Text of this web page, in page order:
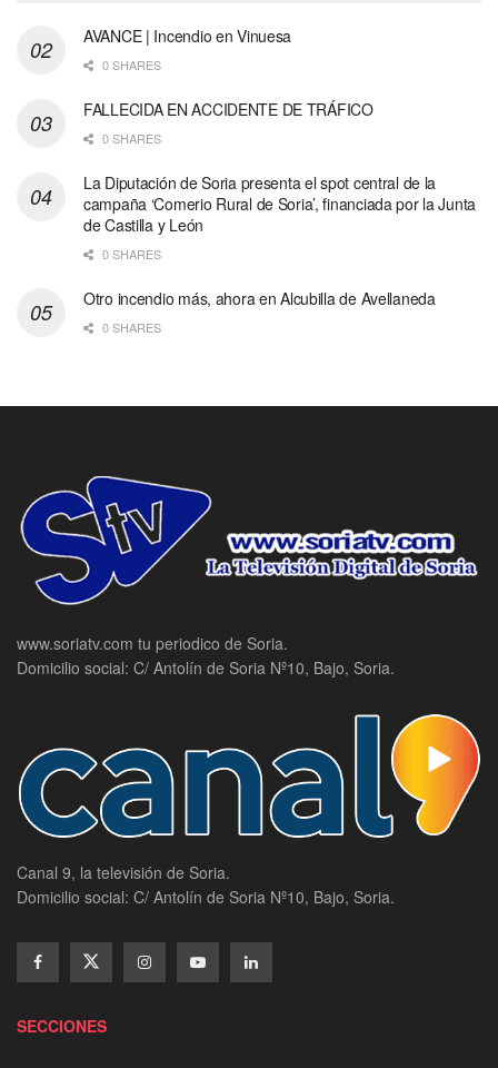
AVANCE | Incendio en Vinuesa
0 SHARES
FALLECIDA EN ACCIDENTE DE TRÁFICO
0 SHARES
La Diputación de Soria presenta el spot central de la
campaña ‘Comerio Rural de Soria’, financiada por la Junta
de Castilla y León
0 SHARES
Otro incendio más, ahora en Alcubilla de Avellaneda
0 SHARES
www.soriatv.com tu periodico de Soria.
Domicilio social: C/ Antolín de Soria Nº10, Bajo, Soria.
Canal 9, la televisión de Soria.
Domicilio social: C/ Antolín de Soria Nº10, Bajo, Soria.
SECCIONES